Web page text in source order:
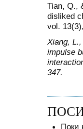
Tian, Q.,
disliked
vol.
Xiang,
impulse
347.
Поки